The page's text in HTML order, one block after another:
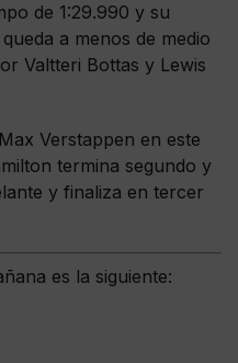
de 1:29.990 y su
a menos de medio
Valtteri Bottas y Lewis
Verstappen en este
termina segundo y
y finaliza en tercer
es la siguiente: